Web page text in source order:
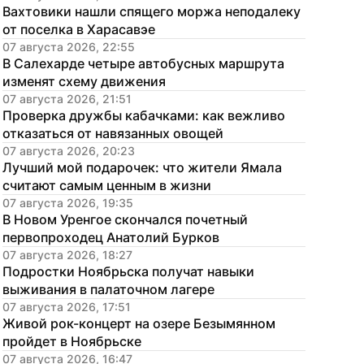
Вахтовики нашли спящего моржа неподалеку
от поселка в Харасавэе
07 августа 2026, 22:55
В Салехарде четыре автобусных маршрута
изменят схему движения
07 августа 2026, 21:51
Проверка дружбы кабачками: как вежливо
отказаться от навязанных овощей
07 августа 2026, 20:23
Лучший мой подарочек: что жители Ямала
считают самым ценным в жизни
07 августа 2026, 19:35
В Новом Уренгое скончался почетный
первопроходец Анатолий Бурков
07 августа 2026, 18:27
Подростки Ноябрьска получат навыки
выживания в палаточном лагере
07 августа 2026, 17:51
Живой рок-концерт на озере Безымянном
пройдет в Ноябрьске
07 августа 2026, 16:47